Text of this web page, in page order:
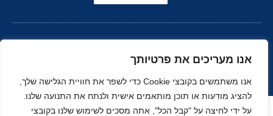
אנו מעריכים את פרטיותך
אנו משתמשים בקובצי Cookie כדי לשפר את חוויית הגלישה שלך,
להציג מודעות או תוכן מותאמים אישית ולנתח את התנועה שלנו.
על ידי לחיצה על "קבל הכל", אתה מסכים לשימוש שלנו בקובצי
הצהרת נגישות